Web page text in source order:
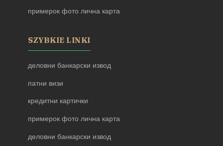
примерок фото лична карта
SZYBKIE LINKI
деловни банкарски извод
патни визи
кредитни картички
примерок фото лична карта
деловни банкарски извод